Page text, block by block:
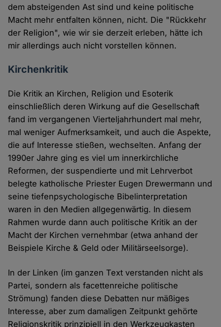
dem absteigenden Ast sind und keine politische
Macht mehr entfalten können, nicht. Die "Rückkehr
der Religion", wie wir sie derzeit erleben, hätte ich
mir allerdings auch nicht vorstellen können.
Kirchenkritik
Die Kritik an Kirchen, Religion und Esoterik
einschließlich deren Wirkung auf die Gesellschaft
fand im vergangenen Vierteljahrhundert mal mehr,
mal weniger Aufmerksamkeit, und auch die Aspekte,
die auf Interesse stießen, wechselten. Anfang der
1990er Jahre ging es viel um innerkirchliche
Reformen, der suspendierte und mit Lehrverbot
belegte katholische Priester Eugen Drewermann und
seine tiefenpsychologische Bibelinterpretation
waren in den Medien allgegenwärtig. In diesem
Rahmen wurde dann auch politische Kritik an der
Macht der Kirchen vernehmbar (etwa anhand der
Beispiele Kirche & Geld oder Militärseelsorge).
In der Linken (im ganzen Text verstanden nicht als
Partei, sondern als facettenreiche politische
Strömung) fanden diese Debatten nur mäßiges
Interesse, aber zum damaligen Zeitpunkt gehörte
Religionskritik prinzipiell in den Werkzeugkasten